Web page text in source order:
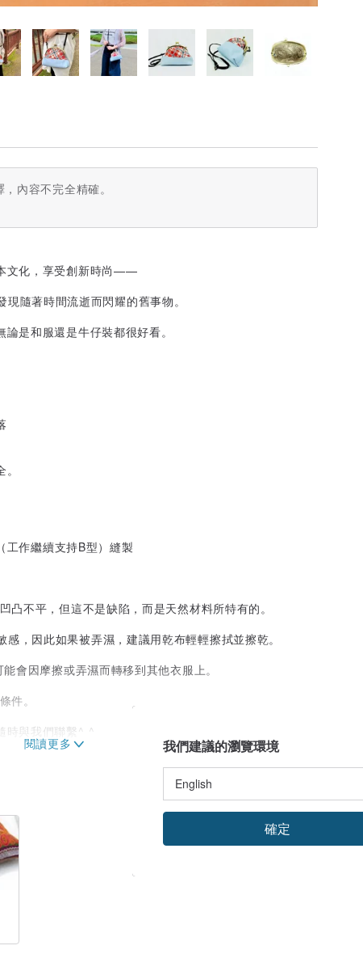
內容不完全精確。
文化，享受創新時尚——
隨著時間流逝而閃耀的舊事物。
是和服還是牛仔裝都很好看。
工作繼續支持B型）縫製
不平，但這不是缺陷，而是天然材料所特有的。
，因此如果被弄濕，建議用乾布輕輕擦拭並擦乾。
會因摩擦或弄濕而轉移到其他衣服上。
件。
時與我們聯繫^ ^
我們建議的瀏覽環境
確定